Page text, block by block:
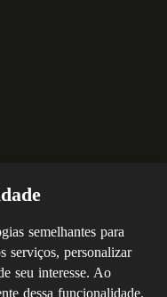
semelhantes para
serviços, personalizar
seu interesse. Ao
dessa funcionalidade.